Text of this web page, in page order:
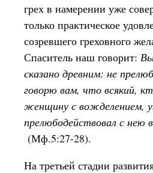
грех в намерении уже
только практическое
созревшего греховного
Спаситель наш говорит:
сказано древним: не
говорю вам, что всякий,
женщину с вожделением,
прелюбодействовал с нею
(Мф.5:27-28).
На третьей стадии